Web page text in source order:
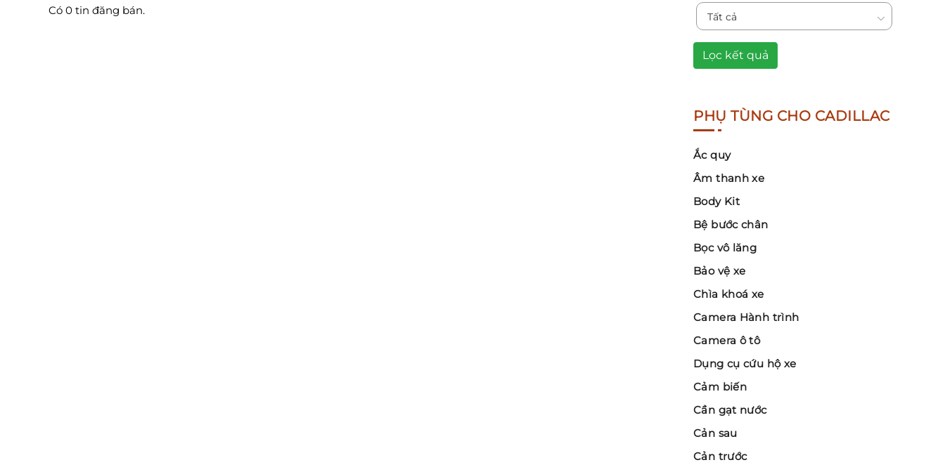
Có 0 tin đăng bán.
Tất cả
Lọc kết quả
PHỤ TÙNG CHO CADILLAC
Ắc quy
Âm thanh xe
Body Kit
Bệ bước chân
Bọc vô lăng
Bảo vệ xe
Chìa khoá xe
Camera Hành trình
Camera ô tô
Dụng cụ cứu hộ xe
Cảm biến
Cần gạt nước
Cản sau
Cản trước